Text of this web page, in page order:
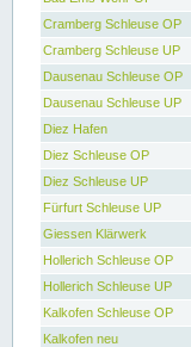
Cramberg Schleuse OP
Cramberg Schleuse UP
Dausenau Schleuse OP
Dausenau Schleuse UP
Diez Hafen
Diez Schleuse OP
Diez Schleuse UP
Fürfurt Schleuse UP
Giessen Klärwerk
Hollerich Schleuse OP
Hollerich Schleuse UP
Kalkofen Schleuse OP
Kalkofen neu